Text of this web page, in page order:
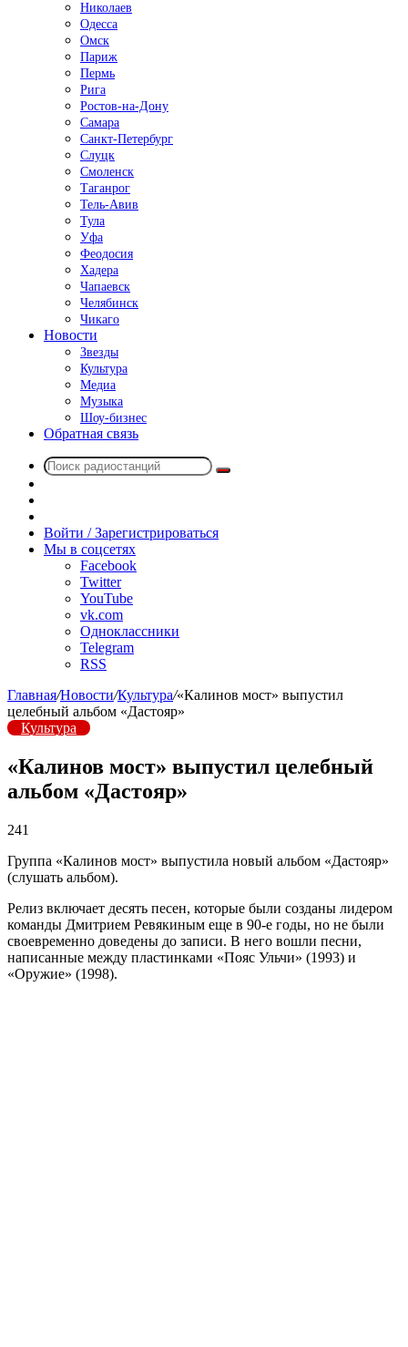
Николаев
Одесса
Омск
Париж
Пермь
Рига
Ростов-на-Дону
Самара
Санкт-Петербург
Слуцк
Смоленск
Таганрог
Тель-Авив
Тула
Уфа
Феодосия
Хадера
Чапаевск
Челябинск
Чикаго
Новости
Звезды
Культура
Медиа
Музыка
Шоу-бизнес
Обратная связь
Поиск
радио
Войти / Зарегистрироваться
Мы в соцсетях
Facebook
Twitter
YouTube
vk.com
Одноклассники
Telegram
RSS
Главная/Новости/Культура/«Калинов мост» выпустил
целебный альбом «Дастояр»
Культура
«Калинов мост» выпустил целебный
альбом «Дастояр»
241
Группа «Калинов мост» выпустила новый альбом «Дастояр»
(слушать альбом).
Релиз включает десять песен, которые были созданы лидером
команды Дмитрием Ревякиным еще в 90-е годы, но не были
своевременно доведены до записи. В него вошли песни,
написанные между пластинками «Пояс Ульчи» (1993) и
«Оружие» (1998).